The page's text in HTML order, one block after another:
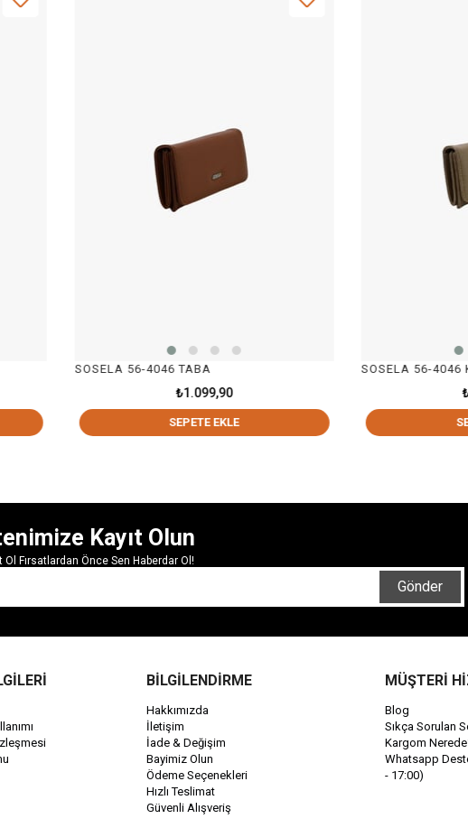
SOSELA 56-4046 TABA
SEPETE EKLE
SOSELA 56-4046 KUM
SEPETE EKLE
Kayıt Olun
Ol Fırsatlardan Önce Sen Haberdar Ol!
Gönder
BİLGİLENDİRME
Hakkımızda
İletişim
İade & Değişim
Bayimiz Olun
Ödeme Seçenekleri
Hızlı Teslimat
Güvenli Alışveriş
MÜŞTERİ
Blog
Sıkça Sorulan
Kargom
Whatsapp
- 17:00)